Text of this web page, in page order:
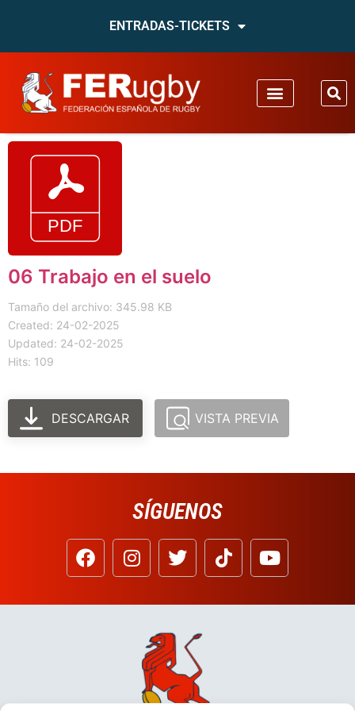
ENTRADAS-TICKETS
06 Trabajo en el suelo
Tamaño del archivo: 345.98 KB
Created: 24-02-2025
Updated: 24-02-2025
Hits: 109
DESCARGAR VISTA PREVIA
SÍGUENOS